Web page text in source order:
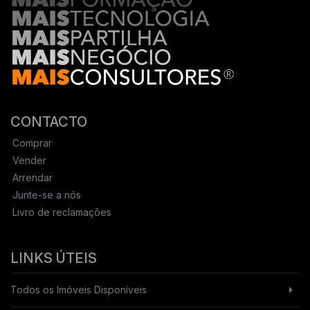
CONTACTO
Comprar
Vender
Arrendar
Junte-se a nós
Livro de reclamações
LINKS ÚTEIS
Todos os Imóveis Disponíveis